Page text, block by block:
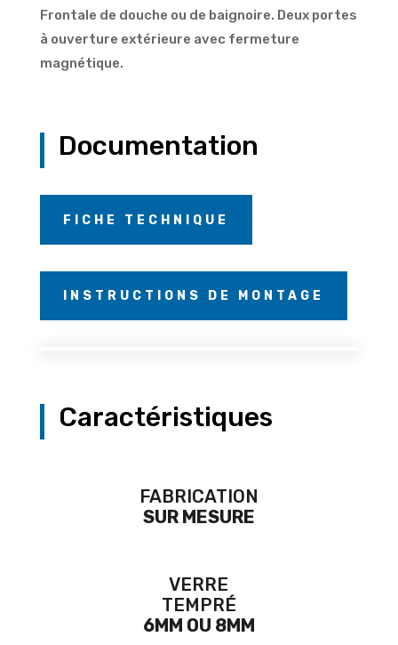
Frontale de douche ou de baignoire. Deux portes
à ouverture extérieure avec fermeture
magnétique.
Documentation
FICHE TECHNIQUE
INSTRUCTIONS DE MONTAGE
Caractéristiques
FABRICATION
SUR MESURE
VERRE
TEMPRÉ
6MM OU 8MM